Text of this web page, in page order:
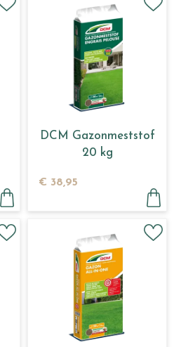
DCM Gazonmeststof
20 kg
€ 38,95